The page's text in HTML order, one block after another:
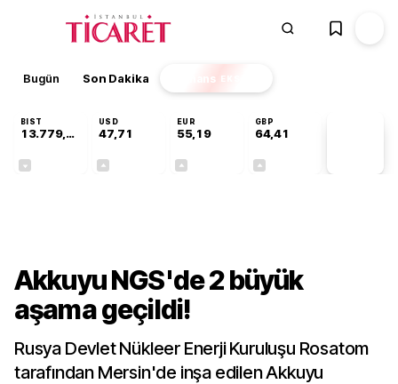
Bugün Son Dakika Finans EKSTRA
BIST
13.779,39
USD
47,71
EUR
55,19
GBP
64,41
Akkuyu NGS'de 2 büyük
aşama geçildi!
Rusya Devlet Nükleer Enerji Kuruluşu Rosatom
tarafından Mersin'de inşa edilen Akkuyu